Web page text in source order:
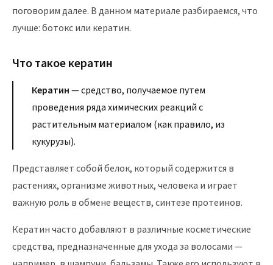
поговорим далее. В данном материале разбираемся, что
лучше: ботокс или кератин.
Что такое кератин
Кератин — средство, получаемое путем
проведения ряда химических реакций с
растительным материалом (как правило, из
кукурузы).
Представляет собой белок, который содержится в
растениях, организме животных, человека и играет
важную роль в обмене веществ, синтезе протеинов.
Кератин часто добавляют в различные косметические
средства, предназначенные для ухода за волосами —